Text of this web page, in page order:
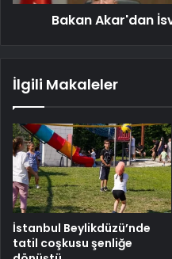
Bakan Akar'dan
İlgili Makaleler
İstanbul Beylikdüzü’nde
tatil coşkusu şenliğe